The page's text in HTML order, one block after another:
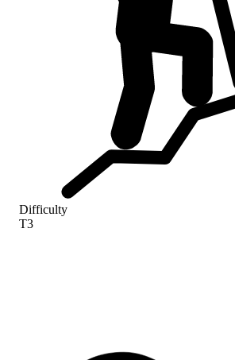
Difficulty
T3